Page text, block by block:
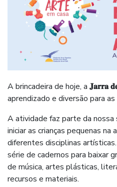
A brincadeira de hoje, a 𝐉𝐚𝐫𝐫𝐚
aprendizado e diversão para as
A atividade faz parte da nossa
iniciar as crianças pequenas
diferentes disciplinas
série de cadernos para baixar
de música, artes plásticas,
recursos e materiais.